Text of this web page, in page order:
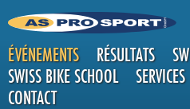
ÉVÉNEMENTS RÉSULTATS
SWISS BIKE SCHOOL
SERVICES
CONTACT